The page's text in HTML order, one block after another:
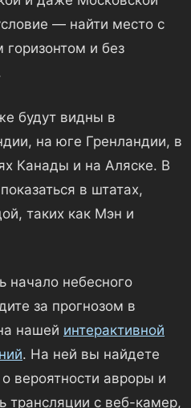
— найти место с
и без
будут видны в
на юге Гренландии, в
Канады и на Аляске. В
в штатах,
таких как Мэн и
начало небесного
за прогнозом в
нашей интерактивной
. На ней вы найдете
вероятности авроры и
трансляции с веб-камер,